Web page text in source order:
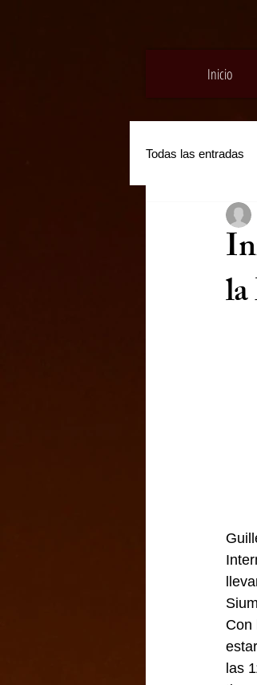
Inicio
Todas las entradas
Con
las